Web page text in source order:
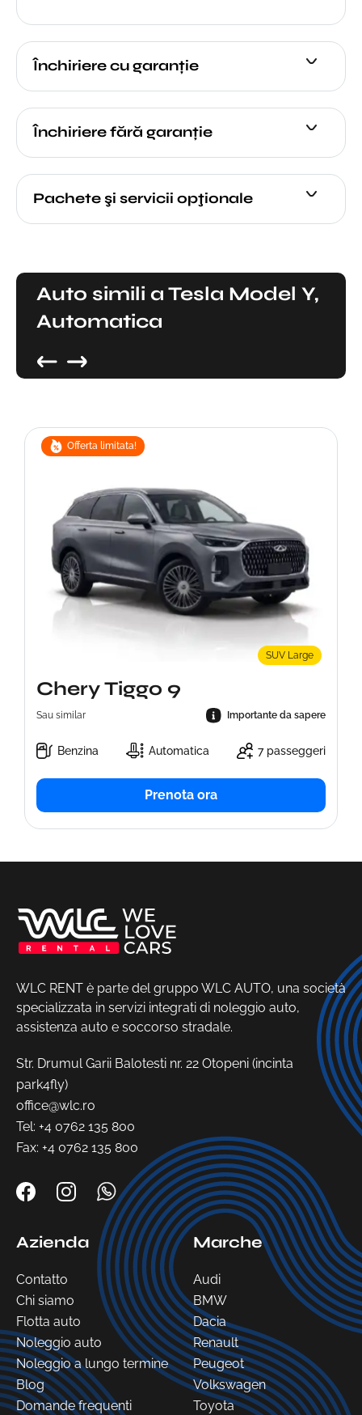
Închiriere cu garanție
Închiriere fără garanție
Pachete şi servicii opţionale
Auto simili a Tesla Model Y,
Automatica
Offerta limitata!
SUV Large
Chery Tiggo 9
Sau similar Importante da sapere
Benzina Automatica 7 passeggeri
Prenota ora
WLC RENT è parte del gruppo WLC AUTO, una società
specializzata in servizi integrati di noleggio auto,
assistenza auto e soccorso stradale.
Str. Drumul Garii Balotesti nr. 22 Otopeni (incinta
park4fly)
office@wlc.ro
Tel: +4 0762 135 800
Fax: +4 0762 135 800
Azienda
Contatto
Chi siamo
Flotta auto
Noleggio auto
Noleggio a lungo termine
Blog
Domande frequenti
Marche
Audi
BMW
Dacia
Renault
Peugeot
Volkswagen
Toyota